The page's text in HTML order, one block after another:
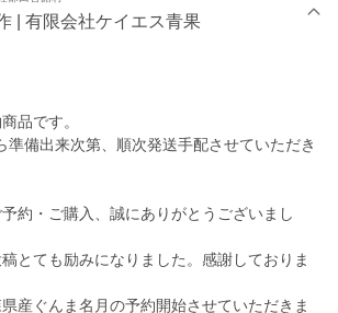
| 有限会社ケイエス青果
品です。
準備出来次第、順次発送手配させていただき
約・ご購入、誠にありがとうございまし
とても励みになりました。感謝しておりま
産ぐんま名月の予約開始させていただきま